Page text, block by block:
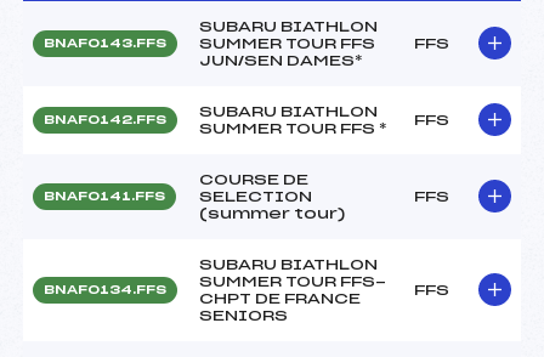
BNAF0143.FFS
SUBARU BIATHLON
SUMMER TOUR FFS
JUN/SEN DAMES*
FFS
BNAF0142.FFS
SUBARU BIATHLON
SUMMER TOUR FFS *
FFS
BNAF0141.FFS
COURSE DE
SELECTION
(summer tour)
FFS
BNAF0134.FFS
SUBARU BIATHLON
SUMMER TOUR FFS-
CHPT DE FRANCE
SENIORS
FFS